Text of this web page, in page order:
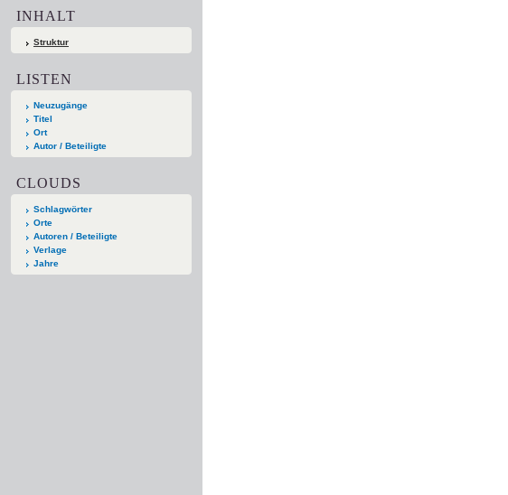
INHALT
Struktur
LISTEN
Neuzugänge
Titel
Ort
Autor / Beteiligte
CLOUDS
Schlagwörter
Orte
Autoren / Beteiligte
Verlage
Jahre